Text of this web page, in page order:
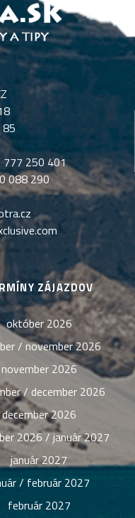
777 250 401
088 290
ZÁJAZDOV
október 2026
/ november 2026
november 2026
/ december 2026
december 2026
2026 / január 2027
január 2027
/ február 2027
február 2027